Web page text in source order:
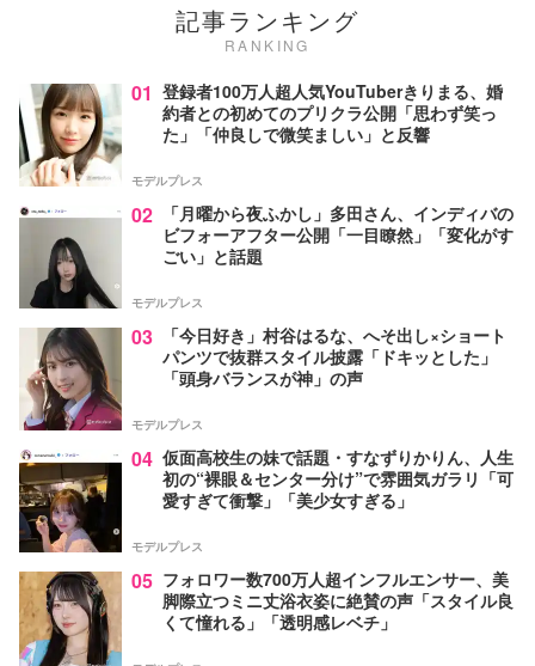
記事ランキング
RANKING
01 登録者100万人超人気YouTuberきりまる、婚
約者との初めてのプリクラ公開「思わず笑っ
た」「仲良しで微笑ましい」と反響
モデルプレス
02
「月曜から夜ふかし」多田さん、インディバの
ビフォーアフター公開「一目瞭然」「変化がす
ごい」と話題
モデルプレス
03
「今日好き」村谷はるな、へそ出し×ショート
パンツで抜群スタイル披露「ドキッとした」
「頭身バランスが神」の声
モデルプレス
04 仮面高校生の妹で話題・すなずりかりん、人生
初の“裸眼＆センター分け”で雰囲気ガラリ「可
愛すぎて衝撃」「美少女すぎる」
モデルプレス
05 フォロワー数700万人超インフルエンサー、美
脚際立つミニ丈浴衣姿に絶賛の声「スタイル良
くて憧れる」「透明感レベチ」